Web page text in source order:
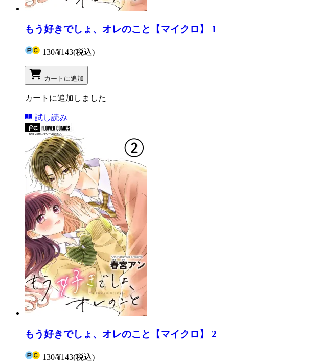
もう好きでしょ、オレのこと【マイクロ】 1
130/¥143(税込)
カートに追加
カートに追加しました
試し読み
もう好きでしょ、オレのこと【マイクロ】 2
130/¥143(税込)